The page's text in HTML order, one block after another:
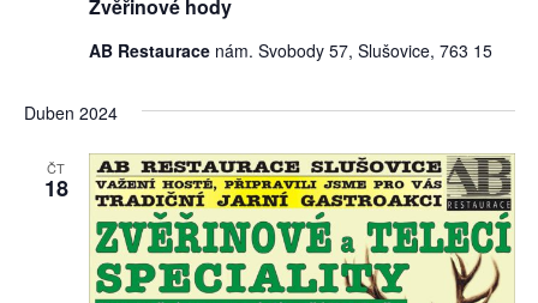
Zvěřinové hody
AB Restaurace nám. Svobody 57, Slušovice, 763 15
Duben 2024
ČT
18